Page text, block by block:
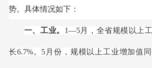
势。具体情况如下：
一、工业。 1—5月，全省规模以上
长6.7%。5月份，规模以上工业增加值